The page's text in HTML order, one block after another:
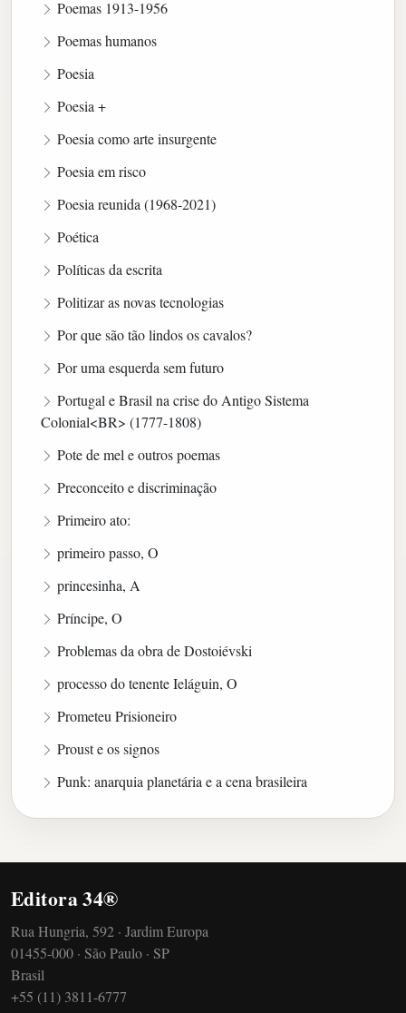
Poemas 1913-1956
Poemas humanos
Poesia
Poesia +
Poesia como arte insurgente
Poesia em risco
Poesia reunida (1968-2021)
Poética
Políticas da escrita
Politizar as novas tecnologias
Por que são tão lindos os cavalos?
Por uma esquerda sem futuro
Portugal e Brasil na crise do Antigo Sistema
Colonial<BR> (1777-1808)
Pote de mel e outros poemas
Preconceito e discriminação
Primeiro ato:
primeiro passo, O
princesinha, A
Príncipe, O
Problemas da obra de Dostoiévski
processo do tenente Ieláguin, O
Prometeu Prisioneiro
Proust e os signos
Punk: anarquia planetária e a cena brasileira
Editora 34®
Rua Hungria, 592 · Jardim Europa
01455-000 · São Paulo · SP
Brasil
+55 (11) 3811-6777